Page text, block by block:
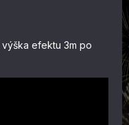
výška efektu 3m po